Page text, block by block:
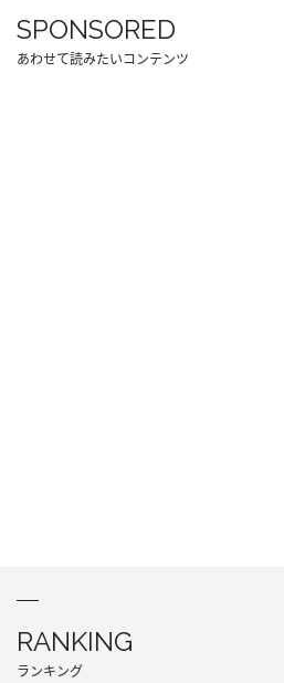
SPONSORED
あわせて読みたいコンテンツ
RANKING
ランキング